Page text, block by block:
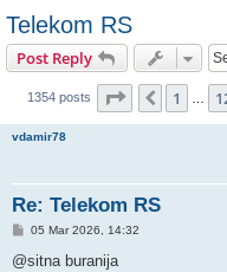
Telekom RS
Post Reply
1354 posts Page 130 of
1
vdamir78
Re: Telekom RS
P
s
05 Mar 2026, 14:32
@sitna buranija